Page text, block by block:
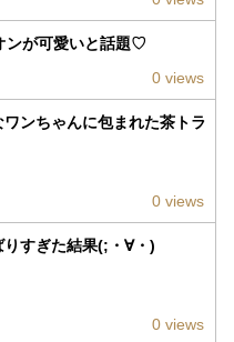
ンが可愛いと話題♡
0 views
ンちゃんに包まれた茶トラ
0 views
すぎた結果(;・∀・)
0 views